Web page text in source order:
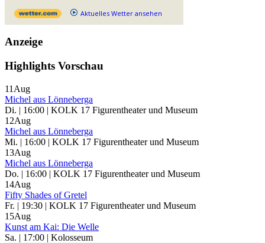
Aktuelles Wetter ansehen
Anzeige
Highlights Vorschau
11 Aug
Michel aus Lönneberga
Di. | 16:00 | KOLK 17 Figurentheater und Museum
12Aug
Michel aus Lönneberga
Mi. | 16:00 | KOLK 17 Figurentheater und Museum
13Aug
Michel aus Lönneberga
Do. | 16:00 | KOLK 17 Figurentheater und Museum
14Aug
Fifty Shades of Gretel
Fr. | 19:30 | KOLK 17 Figurentheater und Museum
15Aug
Kunst am Kai: Die Welle
Sa. | 17:00 | Kolosseum